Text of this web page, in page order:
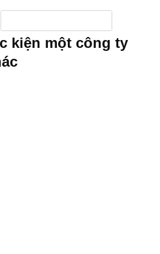
kiện một công ty